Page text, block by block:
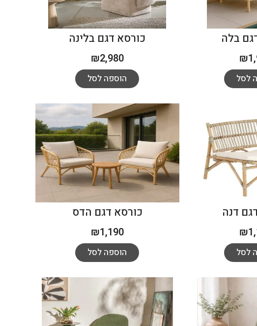
בלה
₪
לסל
כורסא דגם בלינה
₪2,980
הוספה לסל
דנה
₪
לסל
כורסא דגם הדס
₪1,190
הוספה לסל